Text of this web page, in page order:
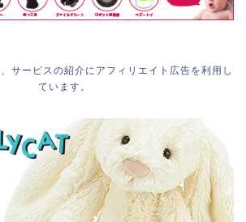
サービスの紹介にアフィリエイト広告を利用し
ています。